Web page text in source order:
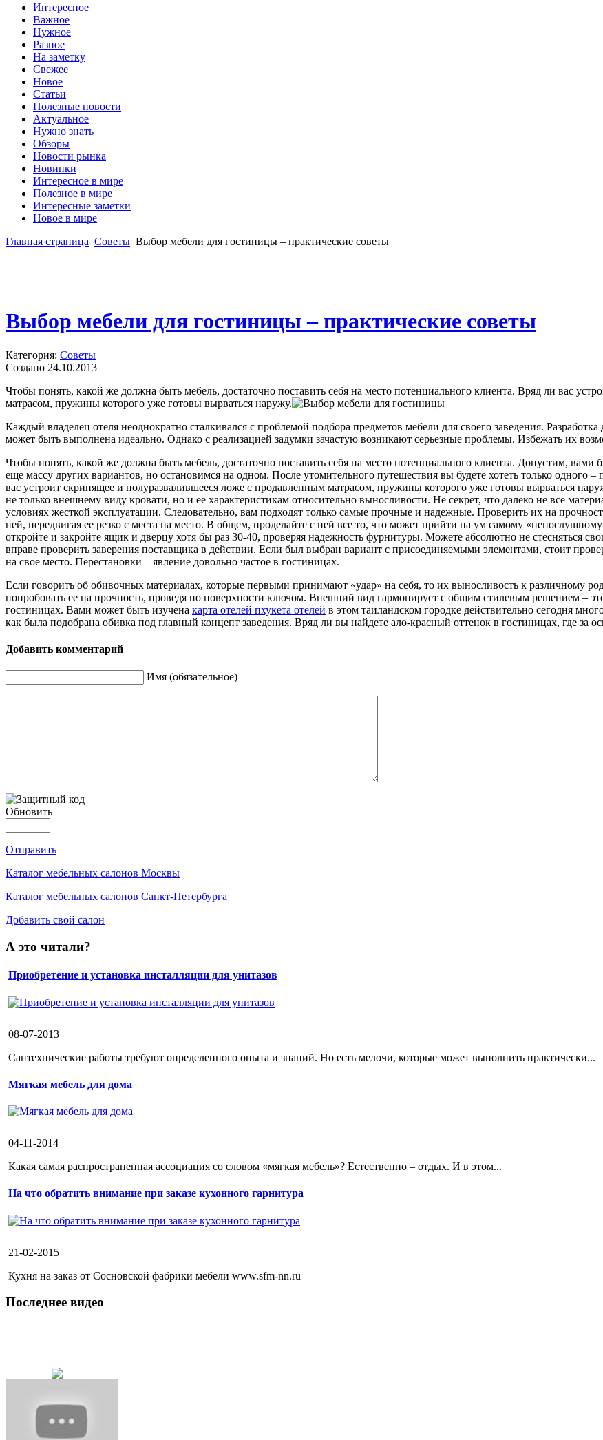
Интересное
Важное
Нужное
Разное
На заметку
Свежее
Новое
Статьи
Полезные новости
Актуальное
Нужно знать
Обзоры
Новости рынка
Новинки
Интересное в мире
Полезное в мире
Интересные заметки
Новое в мире
Главная страница Советы Выбор мебели для гостиницы – практические советы
Выбор мебели для гостиницы – практические советы
Категория: Советы
Создано 24.10.2013
Чтобы понять, какой же должна быть мебель, достаточно поставить себя на место потенциального клиента. Вряд ли вас
матрасом, пружины которого уже готовы вырваться наружу.
Каждый владелец отеля неоднократно сталкивался с проблемой подбора предметов мебели для своего заведения.
может быть выполнена идеально. Однако с реализацией задумки зачастую возникают серьезные проблемы. Избежать их
Чтобы понять, какой же должна быть мебель, достаточно поставить себя на место потенциального клиента. Допустим, вами
еще массу других вариантов, но остановимся на одном. После утомительного путешествия вы будете хотеть только одного
вас устроит скрипящее и полуразвалившееся ложе с продавленным матрасом, пружины которого уже готовы вырваться
не только внешнему виду кровати, но и ее характеристикам относительно выносливости. Не секрет, что далеко не все
условиях жесткой эксплуатации. Следовательно, вам подходят только самые прочные и надежные. Проверить их на
ней, передвигая ее резко с места на место. В общем, проделайте с ней все то, что может прийти на ум самому
откройте и закройте ящик и дверцу хотя бы раз 30-40, проверяя надежность фурнитуры. Можете абсолютно не стесняться
вправе проверить заверения поставщика в действии. Если был выбран вариант с присоединяемыми элементами, стоит
на свое место. Перестановки – явление довольно частое в гостиницах.
Если говорить об обивочных материалах, которые первыми принимают «удар» на себя, то их выносливость к различному
попробовать ее на прочность, проведя по поверхности ключом. Внешний вид гармонирует с общим стилевым решением –
гостиницах. Вами может быть изучена карта отелей пхукета отелей в этом таиландском городке действительно сегодня
как была подобрана обивка под главный концепт заведения. Вряд ли вы найдете ало-красный оттенок в гостиницах, где за
Добавить комментарий
Имя (обязательное)
Обновить
Отправить
Каталог мебельных салонов Москвы
Каталог мебельных салонов Санкт-Петербурга
Добавить свой салон
А это читали?
Приобретение и установка инсталляции для унитазов
08-07-2013
Сантехнические работы требуют определенного опыта и знаний. Но есть мелочи, которые может выполнить практически...
Мягкая мебель для дома
04-11-2014
Какая самая распространенная ассоциация со словом «мягкая мебель»? Естественно – отдых. И в этом...
На что обратить внимание при заказе кухонного гарнитура
21-02-2015
Кухня на заказ от Сосновской фабрики мебели www.sfm-nn.ru
Последнее видео